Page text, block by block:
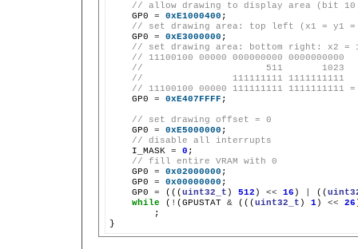
// allow drawing to display area (bit
GP0
= 0xE1000400
// set drawing area: top left (x1 = y1 =
GP0
= 0xE3000000
// set drawing area: bottom right: x2 =
// 11100100 00000 000000000 0000000000
//                      511       1023
//                111111111 1111111111
// 11100100 00000 111111111 1111111111 =
GP0
= 0xE407FFFF ;
// set drawing offset = 0
GP0
= 0xE5000000
// disable all interrupts
I_MASK
= 0
// fill entire VRAM with 0
GP0
= 0x02000000
GP0
= 0x00000000
GP0
= ((( uint32_t ) 512 ) << 16 ) ((
while
( ! (GPUSTAT & ((( uint32_t ) 1) <<
26
;